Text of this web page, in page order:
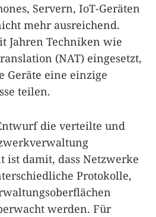
Servern, IoT-Geräten
mehr ausreichend.
Jahren Techniken wie
(NAT) eingesetzt,
Geräte eine einzige
teilen.
die verteilte und
ist damit, dass Netzwerke
Protokolle,
werden. Für